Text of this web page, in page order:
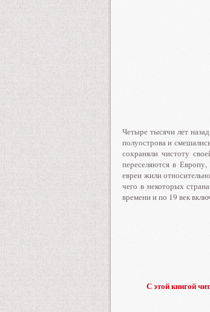
Четыре тысячи лет
полуострова и
сохраняли чистоту
переселяются в
евреи жили
чего в некоторых
времени и по 19 век
С этой книгой